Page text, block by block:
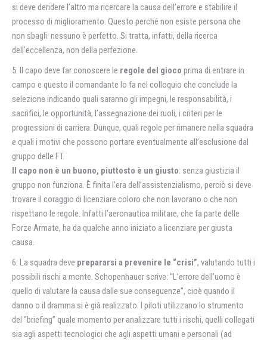
si deve deridere l’altro ma ricercare la causa dell’errore e stabilire il
processo di miglioramento. Questo perché non esiste persona che
non sbagli: nessuno è perfetto. Si tratta, infatti, della ricerca
dell’eccellenza, non della perfezione.
5. Il capo deve far conoscere le regole del gioco prima di entrare in
campo e questo il comandante lo fa nel colloquio che conclude la
selezione indicando quali saranno gli impegni, le responsabilità, i
sacrifici, le opportunità, l’assegnazione dei ruoli, i criteri per le
progressioni di carriera. Dunque, quali regole per rimanere nella squadra
e quali i motivi che possono portare eventualmente all’esclusione dal
gruppo delle FT.
Il capo non è un buono, piuttosto è un giusto: senza giustizia il
gruppo non funziona. È finita l’era dell’assistenzialismo, perciò si deve
trovare il coraggio di licenziare coloro che non lavorano o che non
rispettano le regole. Infatti l’aeronautica militare, che fa parte delle
Forze Armate, ha da qualche anno iniziato a licenziare per giusta
causa.
6. La squadra deve prepararsi a prevenire le “crisi”, valutando tutti i
possibili rischi a monte. Schopenhauer scrive: “L’errore dell’uomo è
quello di valutare la causa dalle sue conseguenze”, cioè quando il
danno o il dramma si è già realizzato. I piloti utilizzano lo strumento
del “briefing” quale momento per analizzare tutti i rischi, quelli collegati
sia agli aspetti tecnologici che agli aspetti umani e personali (ad